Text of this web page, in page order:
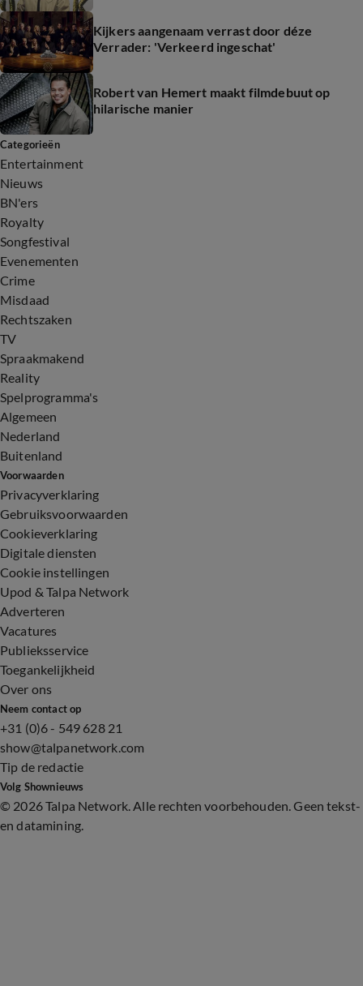
Kijkers aangenaam verrast door déze
Verrader: 'Verkeerd ingeschat'
Robert van Hemert maakt filmdebuut op
hilarische manier
Categorieën
Entertainment
Nieuws
BN'ers
Royalty
Songfestival
Evenementen
Crime
Misdaad
Rechtszaken
TV
Spraakmakend
Reality
Spelprogramma's
Algemeen
Nederland
Buitenland
Voorwaarden
Privacyverklaring
Gebruiksvoorwaarden
Cookieverklaring
Digitale diensten
Cookie instellingen
Upod & Talpa Network
Adverteren
Vacatures
Publieksservice
Toegankelijkheid
Over ons
Neem contact op
+31 (0)6 - 549 628 21
show@talpanetwork.com
Tip de redactie
Volg Shownieuws
© 2026 Talpa Network. Alle rechten voorbehouden. Geen tekst-
en datamining.